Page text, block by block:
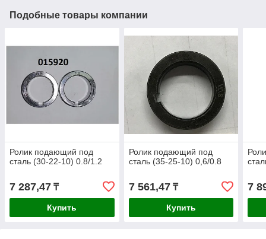
Подобные товары компании
Ролик подающий под
сталь (30-22-10) 0.8/1.2
7 287,47 ₸
Купить
Ролик подающий под
сталь (35-25-10) 0,6/0.8
7 561,47₸
Купить
7